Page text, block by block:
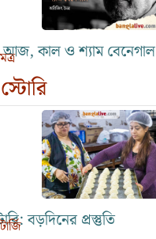
আজ, কাল ও শ্যাম বেনেগাল
বড়দিনের প্রস্তুতি